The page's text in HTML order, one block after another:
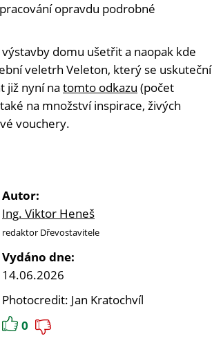
opravdu podrobné
domu ušetřit a naopak kde
veletrh Veleton, který se uskuteční
již nyní na tomto odkazu (počet
na množství inspirace, živých
vouchery.
Autor:
Ing. Viktor Heneš
redaktor Dřevostavitele
Vydáno dne:
14.06.2026
Photocredit: Jan Kratochvíl
0